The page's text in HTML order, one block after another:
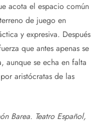
acota el espacio común
de juego en
y expresiva. Después
que antes apenas se
aunque se echa en falta
aristócratas de las
Barea. Teatro Español,